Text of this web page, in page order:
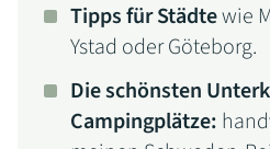
Tipps für Städtewie
Ystad oder Göteborg.
Die schönsten
Campingplätze: